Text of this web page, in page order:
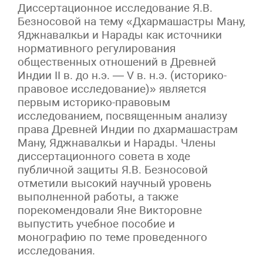
Диссертационное исследование Я.В.
Безносовой на тему «Дхармашастры Ману,
Яджнавалкьи и Нарады как источники
нормативного регулирования
общественных отношений в Древней
Индии II в. до н.э. — V в. н.э. (историко-
правовое исследование)» является
первым историко-правовым
исследованием, посвященным анализу
права Древней Индии по дхармашастрам
Ману, Яджнавалкьи и Нарады. Члены
диссертационного совета в ходе
публичной защиты Я.В. Безносовой
отметили высокий научный уровень
выполненной работы, а также
порекомендовали Яне Викторовне
выпустить учебное пособие и
монографию по теме проведенного
исследования.